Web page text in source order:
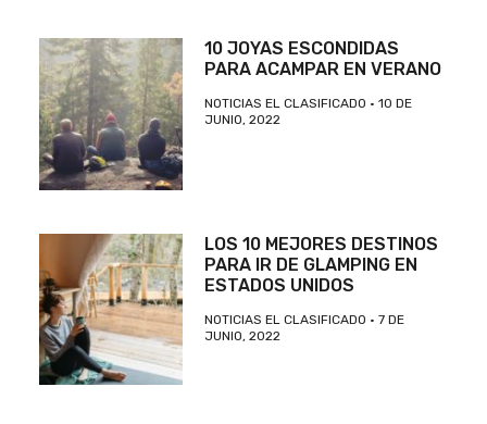
10 JOYAS ESCONDIDAS
PARA ACAMPAR EN VERANO
NOTICIAS EL CLASIFICADO
10 DE
JUNIO, 2022
LOS 10 MEJORES DESTINOS
PARA IR DE GLAMPING EN
ESTADOS UNIDOS
NOTICIAS EL CLASIFICADO
7 DE
JUNIO, 2022